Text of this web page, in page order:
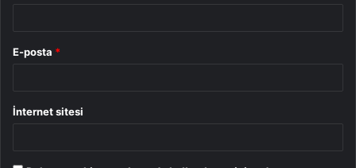
E-posta *
İnternet sitesi